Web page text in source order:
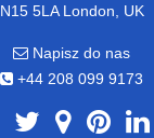
N15 5LA London, UK
Napisz do nas
+44 208 099 9173